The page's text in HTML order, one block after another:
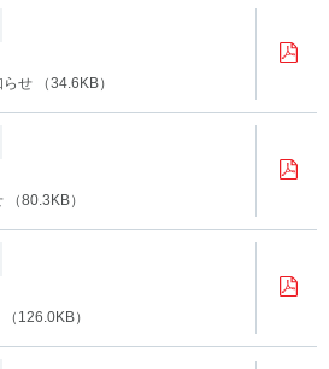
らせ （34.6KB）
（80.3KB）
（126.0KB）